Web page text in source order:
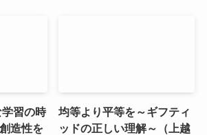
習の時
造性を
均等より平等を～ギフティ
ッドの正しい理解～（上越